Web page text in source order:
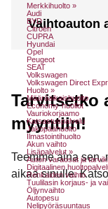
Merkkihuolto »
Audi
BYD
Citroën
CUPRA
Hyundai
Opel
Peugeot
SEAT
Volkswagen
Volkswagen Direct
Huolto »
Määräaikaishuolto
Economy-huollot
Vauriokorjaamo
Katsastuspalvelu
Jakopäähuolto
Ilmastointihuolto
Akun vaihto
Lisäpalvelut »
Auton varaosat ja
Digitaalinen
Renkaiden vaihto
Tuulilasin korjaus- ja
Öljynvaihto
Autopesu
Nelipyöräsuuntaus
Vaihtoauton
Tarvitsetko
myyntiin!
Teemme aina sen,
aikaa sinulle.